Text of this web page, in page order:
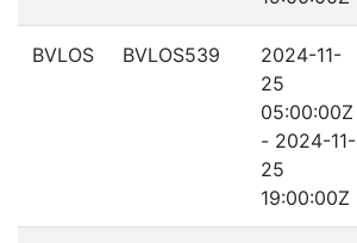
BVLOS BVLOS539
2024-11-
25
05:00:00Z
- 2024-11-
25
19:00:00Z